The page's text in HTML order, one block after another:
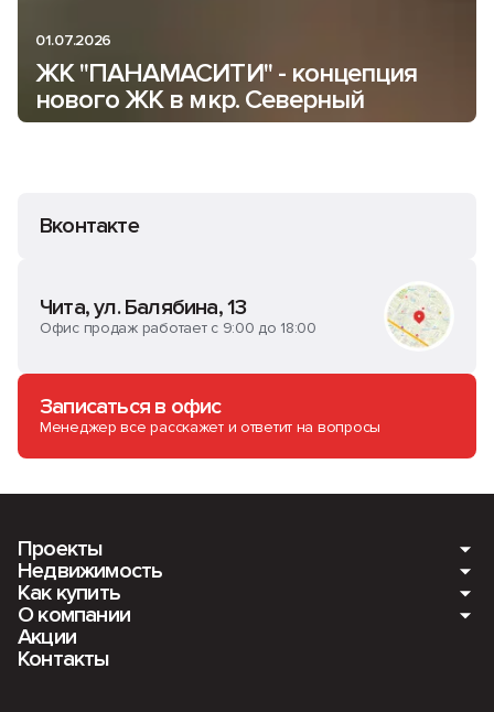
01.07.2026
ЖК "ПАНАМАСИТИ" - концепция
нового ЖК в мкр. Северный
Вконтакте
Чита, ул. Балябина, 13
Офис продаж работает с 9:00 до 18:00
Записаться в офис
Менеджер все расскажет и ответит на вопросы
Проекты
Мкр. Романовский. Ещё 4 дома
ПАНАМАСИТИ
Недвижимость
Квартиры
Машино-места
Как купить
Ипотека
О компании
О компании
Акции
Контакты